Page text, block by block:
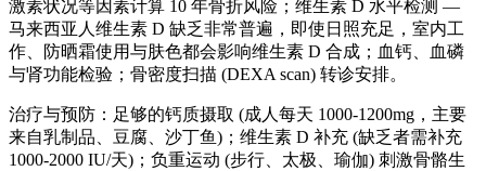
激素状况等因素计算 10 年骨折风险；维生素 D 水平检测 —
马来西亚人维生素 D 缺乏非常普遍，即使日照充足，室内工
作、防晒霜使用与肤色都会影响维生素 D 合成；血钙、血磷
与肾功能检验；骨密度扫描 (DEXA scan) 转诊安排。
治疗与预防：足够的钙质摄取 (成人每天 1000-1200mg，主要
来自乳制品、豆腐、沙丁鱼)；维生素 D 补充 (缺乏者需补充
1000-2000 IU/天)；负重运动 (步行、太极、瑜伽) 刺激骨骼生